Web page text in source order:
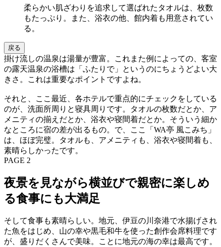
柔らかい肌ざわりを追求して選ばれたタオルは、枚数
もたっぷり。また、浴衣の他、館内着も用意されてい
る。
戻る
掛け流しの温泉は湯量が豊富。これまた例によっての、客室
の露天温泉の浴槽は「ふたりで」というのにちょうどよい大
きさ。これは重要なポイントですよね。
それと、ここ最近、各ホテルで重点的にチェックをしている
のが、洗面所周りと寝具周りです。タオルの枚数だとか、ア
メニティの揃えだとか、浴衣や寝間着だとか。そういう細か
なところに宿の差が出るもの。で、ここ「WA亭 風こみち」
は、ほぼ完璧。タオルも、アメニティも、浴衣や寝間着も、
素晴らしかったです。
PAGE 2
夜景を見ながら横並びで親密に楽しめ
る食事にも大満足
そして食事も素晴らしい。地元、伊豆の川奈港で水揚げされ
た魚をはじめ、山の幸や黒毛和牛を使った創作会席料理です
が、盛りだくさんで美味。ことに地元の海の幸は最高です。